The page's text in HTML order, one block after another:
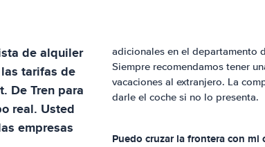
de alquiler
tarifas de
De Tren para
real. Usted
empresas
adicionales en el departamento
Siempre recomendamos tener
vacaciones al extranjero. La
darle el coche si no lo presenta.
Puedo cruzar la frontera con mi